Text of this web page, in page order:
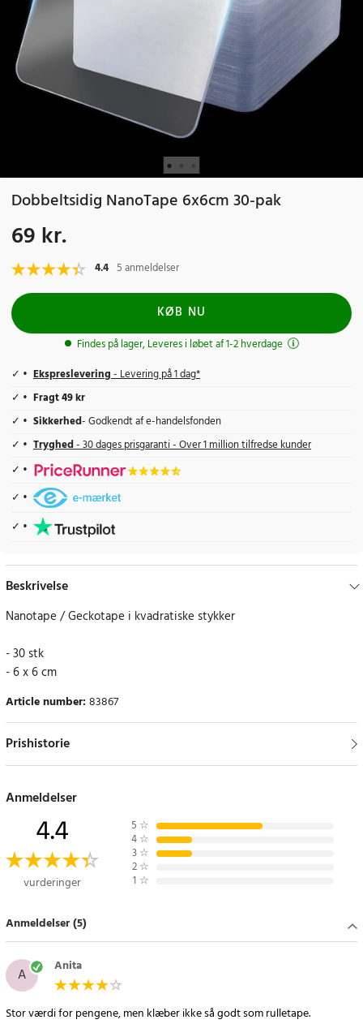
Dobbeltsidig NanoTape 6x6cm 30-pak
Pris: 69 kr.
69 kr.
4.4 5 anmeldelser
KØB NU
Findes på lager, Leveres i løbet af 1-2 hverdage
Ekspreslevering- Levering på 1 dag*
Fragt 49 kr
Sikkerhed- Godkendt af e-handelsfonden
Tryghed- 30 dages prisgaranti - Over 1 million tilfredse kunder
Beskrivelse
Nanotape / Geckotape i kvadratiske stykker
- 30 stk
- 6 x 6 cm
Article number:83867
Prishistorie
Anmeldelser
4.4
vurderinger
5 ☆
4 ☆
3 ☆
2 ☆
1 ☆
Anmeldelser (5)
A Anita
Stor værdi for pengene, men klæber ikke så godt som rulletape.